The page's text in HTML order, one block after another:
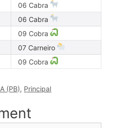
06 Cabra
06 Cabra
09 Cobra
07 Carneiro
09 Cobra
(PB), Principal